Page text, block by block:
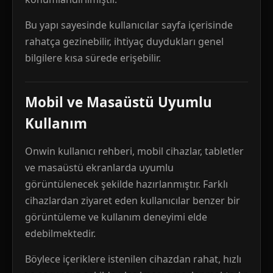
Bu yapı sayesinde kullanıcılar sayfa içerisinde
rahatça gezinebilir, ihtiyaç duydukları genel
bilgilere kısa sürede erişebilir.
Mobil ve Masaüstü Uyumlu
Kullanım
Onwin kullanıcı rehberi, mobil cihazlar, tabletler
ve masaüstü ekranlarda uyumlu
görüntülenecek şekilde hazırlanmıştır. Farklı
cihazlardan ziyaret eden kullanıcılar benzer bir
görüntüleme ve kullanım deneyimi elde
edebilmektedir.
Böylece içeriklere istenilen cihazdan rahat, hızlı